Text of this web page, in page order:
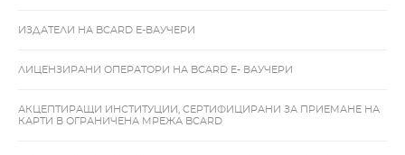
ИЗДАТЕЛИ НА BCARD Е-ВАУЧЕРИ
ЛИЦЕНЗИРАНИ ОПЕРАТОРИ НА BCARD Е- ВАУЧЕРИ
АКЦЕПТИРАЩИ ИНСТИТУЦИИ, СЕРТИФИЦИРАНИ ЗА ПРИЕМАНЕ НА
КАРТИ В ОГРАНИЧЕНА МРЕЖА BCARD